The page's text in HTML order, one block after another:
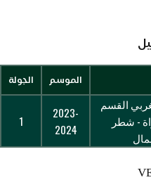
الموسم الجولة
القسم
- شطر
2023-
2024
1